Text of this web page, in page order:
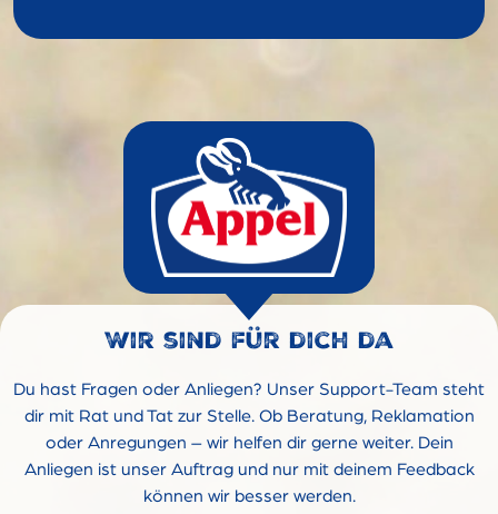
Wir sind für dich da
Du hast Fragen oder Anliegen? Unser Support-Team steht
dir mit Rat und Tat zur Stelle. Ob Beratung, Reklamation
oder Anregungen – wir helfen dir gerne weiter. Dein
Anliegen ist unser Auftrag und nur mit deinem Feedback
können wir besser werden.